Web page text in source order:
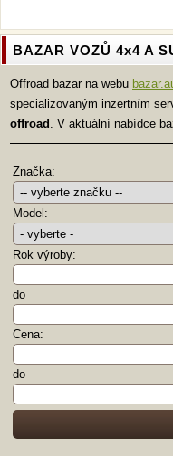
BAZAR VOZŮ 4x4 A
Offroad bazar na webu
specializovaným inzertním
offroad . V aktuální nabídce
Značka:
Model:
Rok výroby:
do
Cena:
do